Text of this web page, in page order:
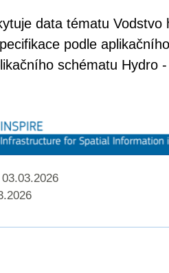
data tématu Vodstvo
podle
schématu Hydro